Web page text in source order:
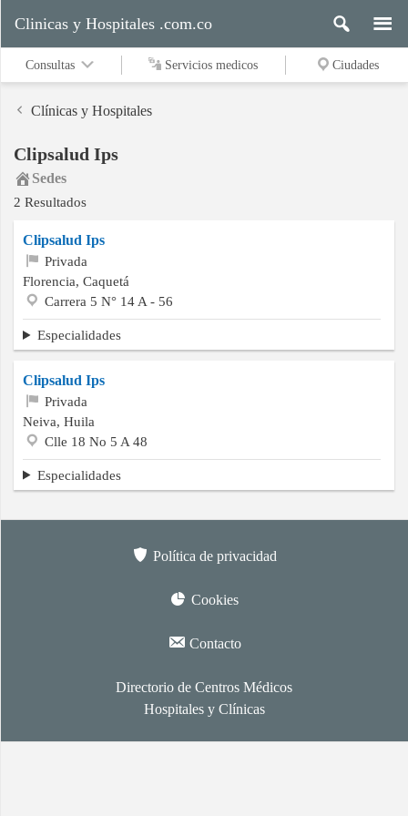
Servicios
medicos
Ciudades
Buscar
Contacto
Clinicas y Hospitales .com.co
Consultas Servicios medicos Ciudades
Clínicas y Hospitales
Clipsalud Ips
Sedes
2 Resultados
Clipsalud Ips
Privada
Florencia, Caquetá
Carrera 5 N° 14 A - 56
Especialidades
Clipsalud Ips
Privada
Neiva, Huila
Clle 18 No 5 A 48
Especialidades
Política de privacidad
Cookies
Contacto
Directorio de Centros Médicos
Hospitales y Clínicas